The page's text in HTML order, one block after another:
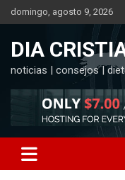
Saltar
al
domingo, agosto 9, 2026
DIA
noticias | consejos |